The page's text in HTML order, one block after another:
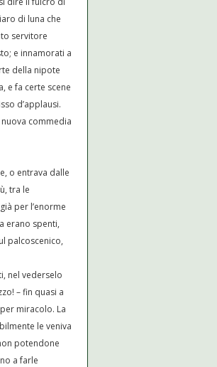
di luna che
servitore
e innamorati a
della nipote
e fa certe scene
d’applausi.
commedia
o entrava dalle
tra le
per l’enorme
erano spenti,
palcoscenico,
nel vederselo
– fin quasi a
miracolo. La
le veniva
potendone
a farle